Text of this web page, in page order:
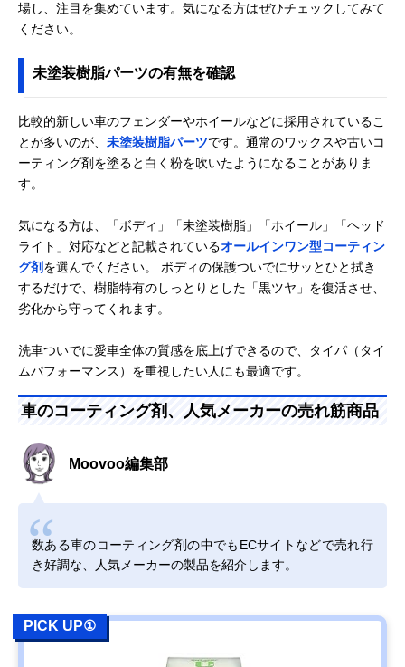
場し、注目を集めています。気になる方はぜひチェックしてみて
ください。
未塗装樹脂パーツの有無を確認
比較的新しい車のフェンダーやホイールなどに採用されているこ
とが多いのが、 未塗装樹脂パーツです。通常のワックスや古いコ
ーティング剤を塗ると白く粉を吹いたようになることがありま
す。
気になる方は、「ボディ」「未塗装樹脂」「ホイール」「ヘッド
ライト」対応などと記載されているオールインワン型コーティン
グ剤を選んでください。 ボディの保護ついでにサッとひと拭き
するだけで、樹脂特有のしっとりとした「黒ツヤ」を復活させ、
劣化から守ってくれます。
洗車ついでに愛車全体の質感を底上げできるので、タイパ（タイ
ムパフォーマンス）を重視したい人にも最適です。
車のコーティング剤、人気メーカーの売れ筋商品
Moovoo編集部
数ある車のコーティング剤の中でもECサイトなどで売れ行
き好調な、人気メーカーの製品を紹介します。
PICK UP①